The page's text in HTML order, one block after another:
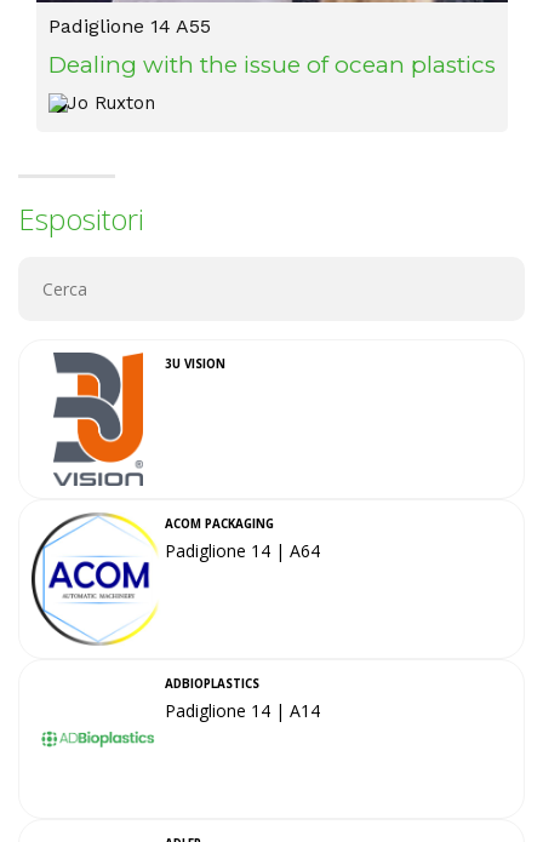
Padiglione 14 A55
Dealing with the issue of ocean plastics
Jo Ruxton
Espositori
3U VISION
ACOM PACKAGING
Padiglione 14 | A64
ADBIOPLASTICS
Padiglione 14 | A14